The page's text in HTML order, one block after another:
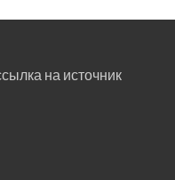
на источник